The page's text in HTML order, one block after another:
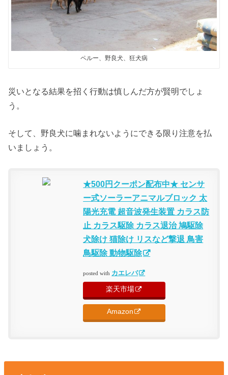
ペルー、野良犬、狂犬病
災いとなる結果を招く行動は慎しんだ方が賢明でしょ
う。
そして、野良犬に噛まれないようにできる限り注意を払
いましょう。
★500円クーポン配布中★ センサ
ー式ソーラーアニマルブロック 太
陽光充電 超音波発生装置 カラス防
止 カラス駆除 カラス退治 鳩駆除
犬除け 猫除け リスなど撃退 鳥害
鳥駆除 動物駆除
posted with カエレバ
楽天市場
Amazon